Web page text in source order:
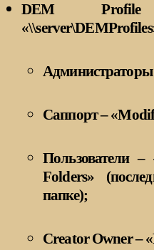
DEM
Саппорт –
Пользователи –
Folders»
папке);
Creator Owner –